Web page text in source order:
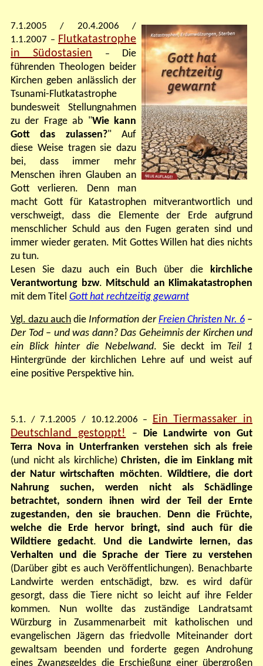
7.1.2005 /
20.4.2006 /
1.1.2007 – Flutkatastrophe
in Südostasien –
Die
führenden Theologen beider
Kirchen geben anlässlich der
Tsunami-Flutkatastrophe
bundesweit Stellungnahmen
zu der Frage ab "Wie kann
Gott das zulassen?" Auf
diese Weise tragen sie dazu
bei, dass immer mehr
Menschen ihren Glauben an
Gott verlieren. Denn man
macht Gott für Katastrophen mitverantwortlich und
verschweigt, dass die Elemente der Erde aufgrund
menschlicher Schuld aus den Fugen geraten sind und
immer wieder geraten. Mit Gottes Willen hat dies nichts
zu tun.
Lesen Sie dazu auch ein Buch über die
kirchliche
Verantwortung bzw. Mitschuld an Klimakatastrophen
mit dem Titel Gott hat rechtzeitig gewarnt
Vgl. dazu auch die Information derFreien Christen Nr. 6–
Der Tod – und was dann? Das Geheimnis der Kirchen und
ein Blick hinter die Nebelwand. Sie deckt im Teil 1
Hintergründe der kirchlichen Lehre auf und weist auf
eine positive Perspektive hin.
5.1. / 7.1.2005 / 10.12.2006 –
Ein Tiermassaker in
Deutschland gestoppt!
–
Die Landwirte von Gut
Terra Nova in Unterfranken verstehen sich als freie
(und nicht als kirchliche)Christen, die im Einklang mit
der Natur wirtschaften möchten. Wildtiere, die dort
Nahrung suchen, werden nicht als Schädlinge
betrachtet, sondern ihnen wird der Teil der Ernte
zugestanden, den sie brauchen. Denn die Früchte,
welche die Erde hervor bringt, sind auch für die
Wildtiere gedacht. Und die Landwirte lernen, das
Verhalten und die Sprache der Tiere zu verstehen
(Darüber gibt es auch Veröffentlichungen). Benachbarte
Landwirte werden entschädigt, bzw. es wird dafür
gesorgt, dass die Tiere nicht so leicht auf ihre Felder
kommen. Nun wollte das zuständige Landratsamt
Würzburg in Zusammenarbeit mit katholischen und
evangelischen Jägern das friedvolle Miteinander dort
gewaltsam beenden und forderte gegen Androhung
eines Zwangsgeldes die Erschießung einer übergroßen